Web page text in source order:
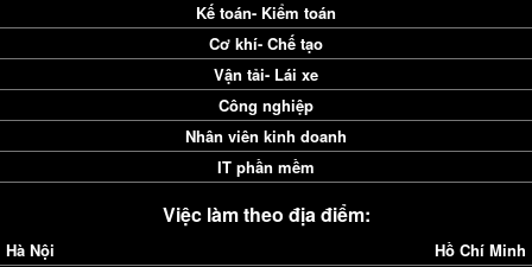
Kế toán- Kiểm toán
Cơ khí- Chế tạo
Vận tải- Lái xe
Công nghiệp
Nhân viên kinh doanh
IT phần mềm
Việc làm theo địa điểm:
Hà Nội
Hồ Chí Minh